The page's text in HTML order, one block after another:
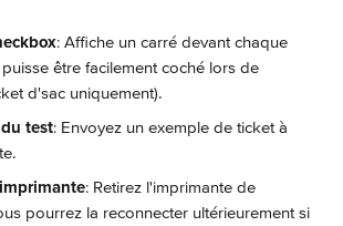
: Affiche un carré devant chaque
être facilement coché lors de
d'sac uniquement).
test: Envoyez un exemple de ticket à
: Retirez l'imprimante de
pourrez la reconnecter ultérieurement si